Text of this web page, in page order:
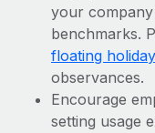
your
benchmarks.
floating
observances.
Encourage
setting usage